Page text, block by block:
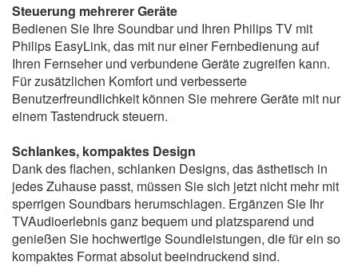
Steuerung mehrerer Geräte
Bedienen Sie Ihre Soundbar und Ihren Philips TV mit
Philips EasyLink, das mit nur einer Fernbedienung auf
Ihren Fernseher und verbundene Geräte zugreifen kann.
Für zusätzlichen Komfort und verbesserte
Benutzerfreundlichkeit können Sie mehrere Geräte mit nur
einem Tastendruck steuern.
Schlankes, kompaktes Design
Dank des flachen, schlanken Designs, das ästhetisch in
jedes Zuhause passt, müssen Sie sich jetzt nicht mehr mit
sperrigen Soundbars herumschlagen. Ergänzen Sie Ihr
TVAudioerlebnis ganz bequem und platzsparend und
genießen Sie hochwertige Soundleistungen, die für ein so
kompaktes Format absolut beeindruckend sind.